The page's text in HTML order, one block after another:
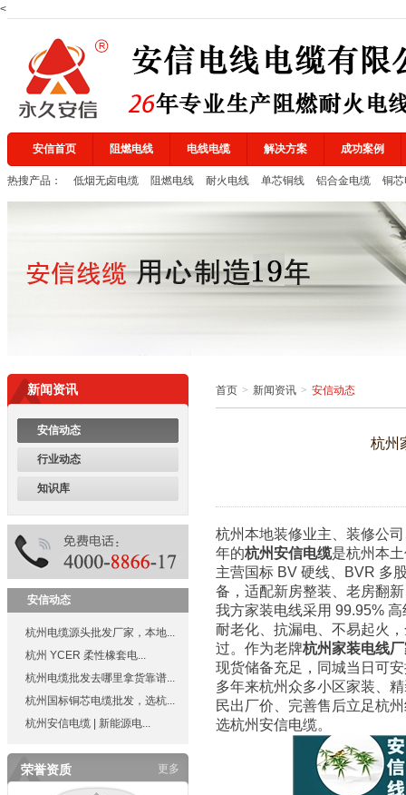
<
安信首页 阻燃电线 电线电缆 解决方案 成功案例
热搜产品： 低烟无卤电缆 阻燃电线 耐火电线 单芯铜线 铝合金电缆 铜
新闻资讯
安信动态
行业动态
知识库
安信动态
杭州电缆源头批发厂家，本地...
杭州 YCER 柔性橡套电...
杭州电缆批发去哪里拿货靠谱...
杭州国标铜芯电缆批发，选杭...
杭州安信电缆 | 新能源电...
荣誉资质 更多
中国国家强制性产品认证证书
质量管理体系认证证书
浙江省重质量、守承诺、创品
牌暨首批三满意单位
示范企业
首页 > 新闻资讯 > 安信动态
杭州
杭州本地装修业主、装修公
年的杭州安信电缆是杭州本
主营国标 BV 硬线、BVR 多
备，适配新房整装、老房翻
我方家装电线采用 99.95%
耐老化、抗漏电、不易起火
过。作为老牌杭州家装电线
现货储备充足，同城当日可
多年来杭州众多小区家装、
民出厂价、完善售后立足杭
选杭州安信电缆。